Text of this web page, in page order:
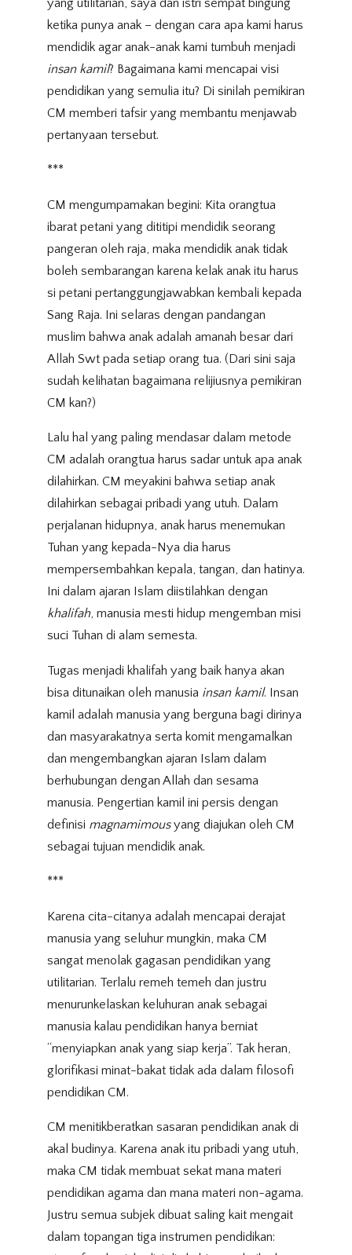
ketika punya anak – dengan cara apa kami harus
mendidik agar anak-anak kami tumbuh menjadi
insan kamil? Bagaimana kami mencapai visi
pendidikan yang semulia itu? Di sinilah pemikiran
CM memberi tafsir yang membantu menjawab
pertanyaan tersebut.
***
CM mengumpamakan begini: Kita orangtua
ibarat petani yang dititipi mendidik seorang
pangeran oleh raja, maka mendidik anak tidak
boleh sembarangan karena kelak anak itu harus
si petani pertanggungjawabkan kembali kepada
Sang Raja. Ini selaras dengan pandangan
muslim bahwa anak adalah amanah besar dari
Allah Swt pada setiap orang tua. (Dari sini saja
sudah kelihatan bagaimana relijiusnya pemikiran
CM kan?)
Lalu hal yang paling mendasar dalam metode
CM adalah orangtua harus sadar untuk apa anak
dilahirkan. CM meyakini bahwa setiap anak
dilahirkan sebagai pribadi yang utuh. Dalam
perjalanan hidupnya, anak harus menemukan
Tuhan yang kepada-Nya dia harus
mempersembahkan kepala, tangan, dan hatinya.
Ini dalam ajaran Islam diistilahkan dengan
khalifah, manusia mesti hidup mengemban misi
suci Tuhan di alam semesta.
Tugas menjadi khalifah yang baik hanya akan
bisa ditunaikan oleh manusia insan kamil. Insan
kamil adalah manusia yang berguna bagi dirinya
dan masyarakatnya serta komit mengamalkan
dan mengembangkan ajaran Islam dalam
berhubungan dengan Allah dan sesama
manusia. Pengertian kamil ini persis dengan
definisi magnamimousyang diajukan oleh CM
sebagai tujuan mendidik anak.
***
Karena cita-citanya adalah mencapai derajat
manusia yang seluhur mungkin, maka CM
sangat menolak gagasan pendidikan yang
utilitarian. Terlalu remeh temeh dan justru
menurunkelaskan keluhuran anak sebagai
manusia kalau pendidikan hanya berniat
“menyiapkan anak yang siap kerja”. Tak heran,
glorifikasi minat-bakat tidak ada dalam filosofi
pendidikan CM.
CM menitikberatkan sasaran pendidikan anak di
akal budinya. Karena anak itu pribadi yang utuh,
maka CM tidak membuat sekat mana materi
pendidikan agama dan mana materi non-agama.
Justru semua subjek dibuat saling kait mengait
dalam topangan tiga instrumen pendidikan: